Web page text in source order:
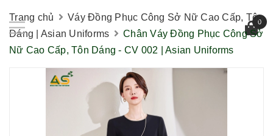
0
Trang chủ
Váy Đồng Phục Công Sở Nữ Cao Cấp, Tôn
Dáng | Asian Uniforms
Chân Váy Đồng Phục Công Sở
Nữ Cao Cấp, Tôn Dáng - CV 002 | Asian Uniforms